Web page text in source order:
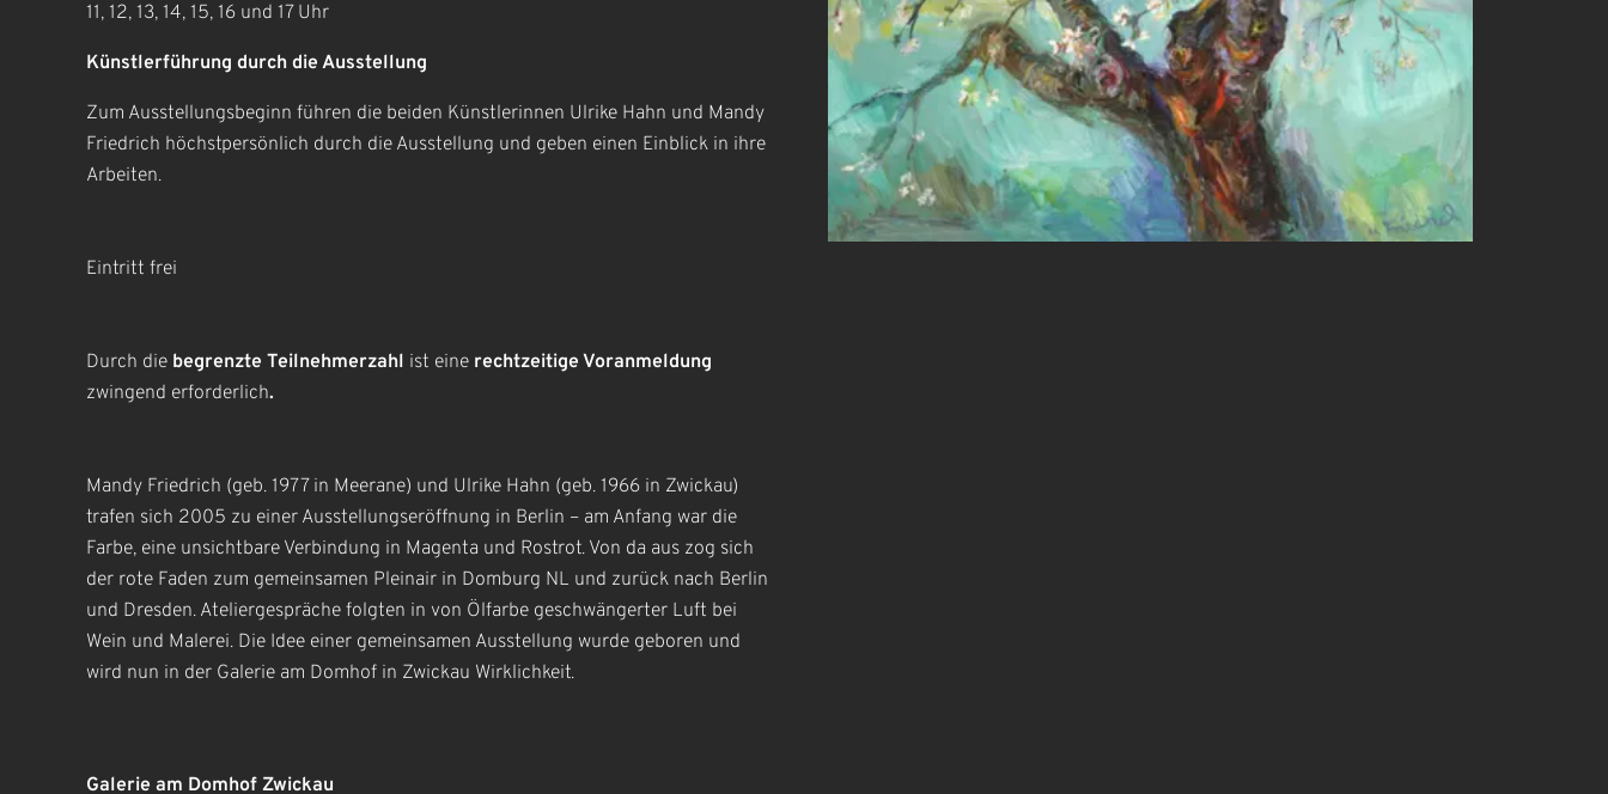
11, 12, 13, 14, 15, 16 und 17 Uhr
Künstlerführung durch die Ausstellung
Zum Ausstellungsbeginn führen die beiden Künstlerinnen Ulrike Hahn und Mandy
Friedrich höchstpersönlich durch die Ausstellung und geben einen Einblick in ihre
Arbeiten.
Eintritt frei
Durch die begrenzte Teilnehmerzahl ist eine rechtzeitige Voranmeldung
zwingend erforderlich.
Mandy Friedrich (geb. 1977 in Meerane) und Ulrike Hahn (geb. 1966 in Zwickau)
trafen sich 2005 zu einer Ausstellungseröffnung in Berlin – am Anfang war die
Farbe, eine unsichtbare Verbindung in Magenta und Rostrot. Von da aus zog sich
der rote Faden zum gemeinsamen Pleinair in Domburg NL und zurück nach Berlin
und Dresden. Ateliergespräche folgten in von Ölfarbe geschwängerter Luft bei
Wein und Malerei. Die Idee einer gemeinsamen Ausstellung wurde geboren und
wird nun in der Galerie am Domhof in Zwickau Wirklichkeit.
Galerie am Domhof Zwickau